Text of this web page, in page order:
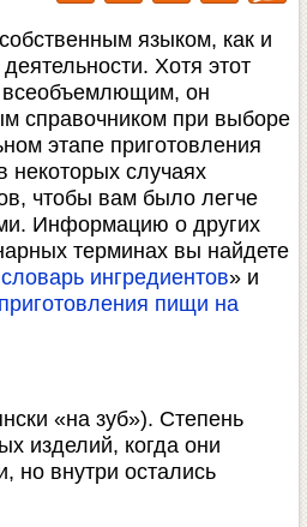
языком, как и
Хотя этот
всеобъемлющим, он
справочником при выборе
этапе приготовления
случаях
чтобы вам было легче
Информацию о других
терминах вы найдете
ингредиентов» и
пищи на
«на зуб»). Степень
изделий, когда они
но внутри остались